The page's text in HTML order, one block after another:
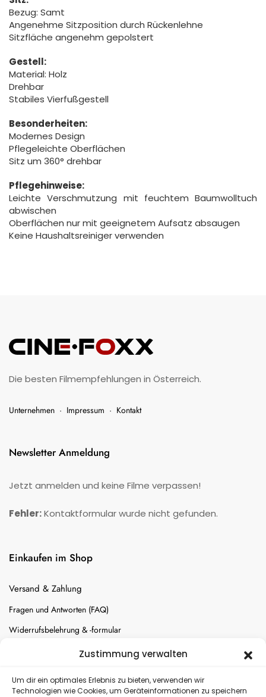
Zustimmung verwalten
Um dir ein optimales Erlebnis zu bieten, verwenden wir
Technologien wie Cookies, um Geräteinformationen zu speichern
Bezug: Samt
Angenehme Sitzposition durch Rückenlehne
Sitzfläche angenehm gepolstert
Gestell:
Material: Holz
Drehbar
Stabiles Vierfußgestell
Besonderheiten:
Modernes Design
Pflegeleichte Oberflächen
Sitz um 360° drehbar
Pflegehinweise:
Leichte Verschmutzung mit feuchtem Baumwolltuch
abwischen
Oberflächen nur mit geeignetem Aufsatz absaugen
Keine Haushaltsreiniger verwenden
Die besten Filmempfehlungen in Österreich.
Unternehmen · Impressum · Kontakt
Newsletter Anmeldung
Jetzt anmelden und keine Filme verpassen!
Fehler:Kontaktformular wurde nicht gefunden.
Einkaufen im Shop
Versand & Zahlung
Fragen und Antworten (FAQ)
Widerrufsbelehrung & -formular
Batterien-Entsorgung